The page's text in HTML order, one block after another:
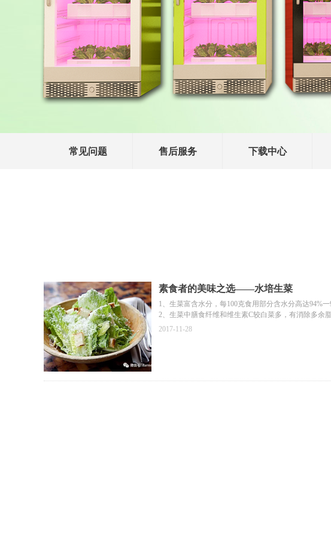
常见问题 售后服务 下载中心
素食者的美味之选——水培生菜
1、生菜富含水分，每100克食用部分含水分高达94%
2、生菜中膳食纤维和维生素C较白菜多，有消除多余
2017-11-28